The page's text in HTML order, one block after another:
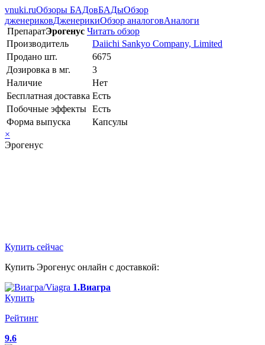
vnuki.ruОбзоры БАДовБАДыОбзор
дженериковДженерикиОбзор аналоговАналоги
ПрепаратЭрогенус Читать обзор
Производитель
Daiichi Sankyo Company, Limited
Продано шт.
6675
Дозировка в мг.
3
Наличие
Нет
Бесплатная доставка Есть
Побочные эффекты Есть
Форма выпуска
Капсулы
×
Эрогенус
Купить сейчас
Купить Эрогенус онлайн с доставкой:
1.Виагра
Купить
Рейтинг
9.6